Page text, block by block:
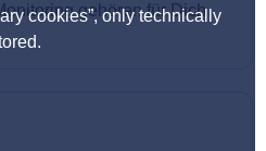
cookies”, only technically
gehören für Dich